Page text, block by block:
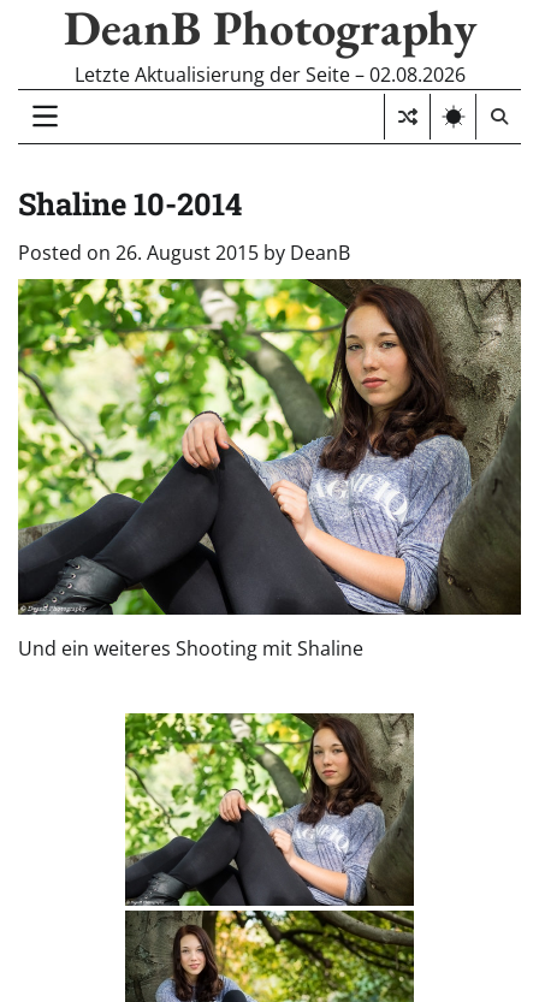
DeanB Photography
Letzte Aktualisierung der Seite – 02.08.2026
Shaline 10-2014
Posted on 26. August 2015 by DeanB
Und ein weiteres Shooting mit Shaline